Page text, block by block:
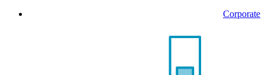
Corporate